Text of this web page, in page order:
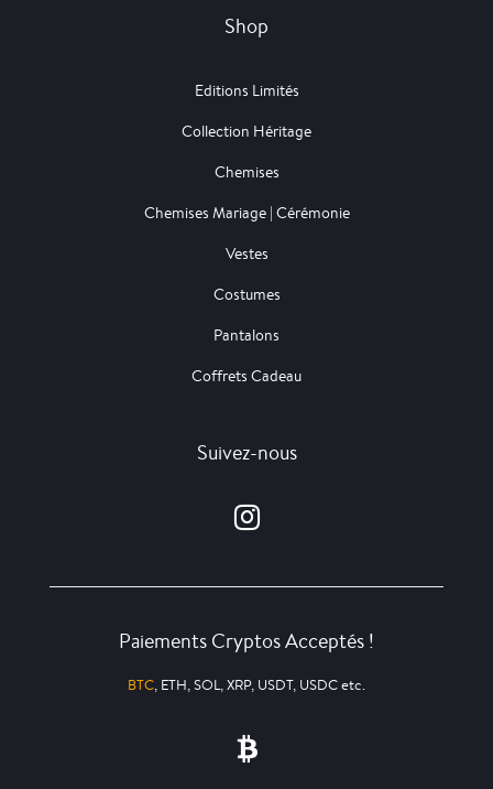
Shop
Editions Limités
Collection Héritage
Chemises
Chemises Mariage | Cérémonie
Vestes
Costumes
Pantalons
Coffrets Cadeau
Suivez-nous
Paiements Cryptos Acceptés !
BTC, ETH, SOL, XRP, USDT, USDC etc.